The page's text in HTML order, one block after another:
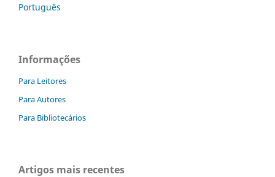
Português
Informações
Para Leitores
Para Autores
Para Bibliotecários
Artigos mais recentes